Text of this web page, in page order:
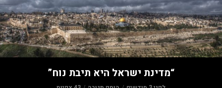
“מדינת ישראל היא תיבת נוח”